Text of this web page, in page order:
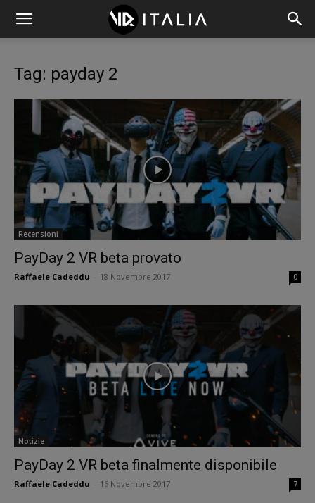
Tag: payday 2
Recensioni
PayDay 2 VR beta provato
Raffaele Cadeddu 18 Novembre 2017 0
Notizie
PayDay 2 VR beta finalmente disponibile
Raffaele Cadeddu 16 Novembre 2017 7